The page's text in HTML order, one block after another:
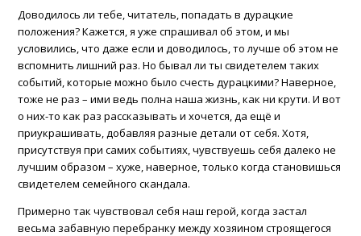
Доводилось ли тебе, читатель, попадать в дурацкие
положения? Кажется, я уже спрашивал об этом, и мы
условились, что даже если и доводилось, то лучше об этом не
вспомнить лишний раз. Но бывал ли ты свидетелем таких
событий, которые можно было счесть дурацкими? Наверное,
тоже не раз – ими ведь полна наша жизнь, как ни крути. И вот
о них-то как раз рассказывать и хочется, да ещё и
приукрашивать, добавляя разные детали от себя. Хотя,
присутствуя при самих событиях, чувствуешь себя далеко не
лучшим образом – хуже, наверное, только когда становишься
свидетелем семейного скандала.
Примерно так чувствовал себя наш герой, когда застал
весьма забавную перебранку между хозяином строящегося